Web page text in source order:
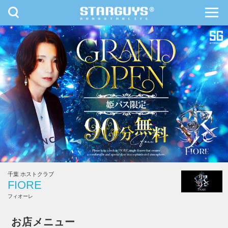
九州・沖縄 北海道・東北
toggle
navigation
千葉 ホストクラブ
FIORE
フィオーレ
お店メニュー